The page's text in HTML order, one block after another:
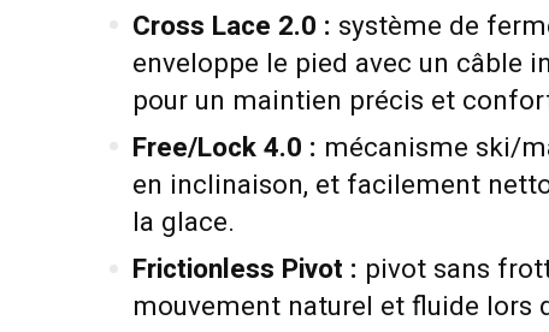
Cross Lace 2.0 : système de
enveloppe le pied avec un câble
pour un maintien précis et
Free/Lock 4.0 : mécanisme ski/
en inclinaison, et facilement
la glace.
Frictionless Pivot : pivot sans
mouvement naturel et fluide lors